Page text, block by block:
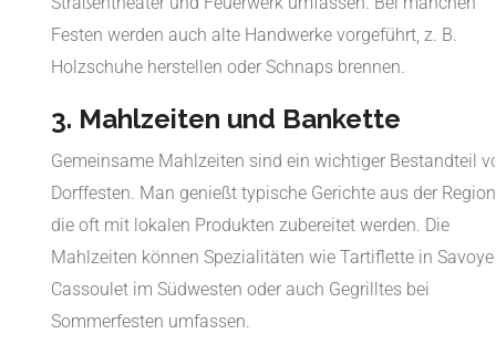
Festen werden auch alte Handwerke vorgeführt, z. B.
Holzschuhe herstellen oder Schnaps brennen.
3. Mahlzeiten und Bankette
Gemeinsame Mahlzeiten sind ein wichtiger Bestandteil
Dorffesten. Man genießt typische Gerichte aus der
die oft mit lokalen Produkten zubereitet werden. Die
Mahlzeiten können Spezialitäten wie Tartiflette in
Cassoulet im Südwesten oder auch Gegrilltes bei
Sommerfesten umfassen.